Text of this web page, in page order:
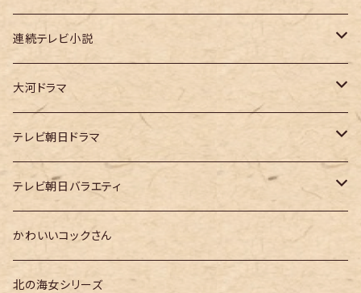
連続テレビ小説
虎に翼
大河ドラマ
大河ドラマ「鎌倉殿の13人」
大河ドラマ「どうする家康」
大河ドラマ「光る君へ」
大河ドラマ「べらぼう」
テレビ朝日ドラマ
テレ朝「ドクターX」
テレビ朝日バラエティ
テレ朝「MUSIC STATION」
テレ朝「GOちゃん＆Mymelody」
かわいいコックさん
北の海女シリーズ